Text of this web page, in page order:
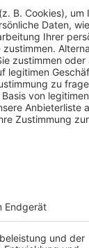
DICH